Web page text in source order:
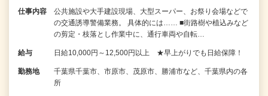
仕事内容
公共施設や大手建設現場、大型スーパー、お祭り会場などで
の交通誘導警備業務。 具体的には…… ■街路樹や植込みなど
の剪定・枝落とし作業中に、通行車両や自転…
給与 日給10,000円～12,500円以上 ★早上がりでも日給保障！
勤務地
千葉県千葉市、市原市、茂原市、勝浦市など、千葉県内の各
所